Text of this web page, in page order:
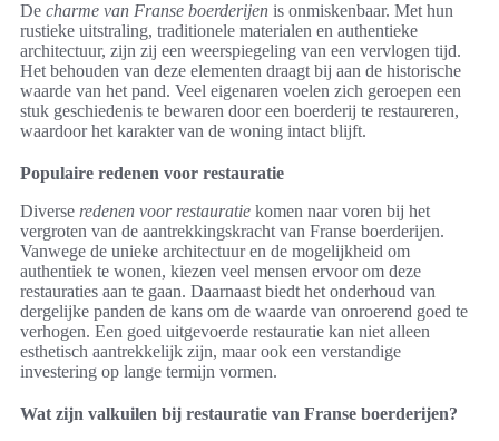
De charme van Franse boerderijen is onmiskenbaar. Met hun
rustieke uitstraling, traditionele materialen en authentieke
architectuur, zijn zij een weerspiegeling van een vervlogen tijd.
Het behouden van deze elementen draagt bij aan de historische
waarde van het pand. Veel eigenaren voelen zich geroepen een
stuk geschiedenis te bewaren door een boerderij te restaureren,
waardoor het karakter van de woning intact blijft.
Populaire redenen voor restauratie
Diverse redenen voor restauratie komen naar voren bij het
vergroten van de aantrekkingskracht van Franse boerderijen.
Vanwege de unieke architectuur en de mogelijkheid om
authentiek te wonen, kiezen veel mensen ervoor om deze
restauraties aan te gaan. Daarnaast biedt het onderhoud van
dergelijke panden de kans om de waarde van onroerend goed te
verhogen. Een goed uitgevoerde restauratie kan niet alleen
esthetisch aantrekkelijk zijn, maar ook een verstandige
investering op lange termijn vormen.
Wat zijn valkuilen bij restauratie van Franse boerderijen?